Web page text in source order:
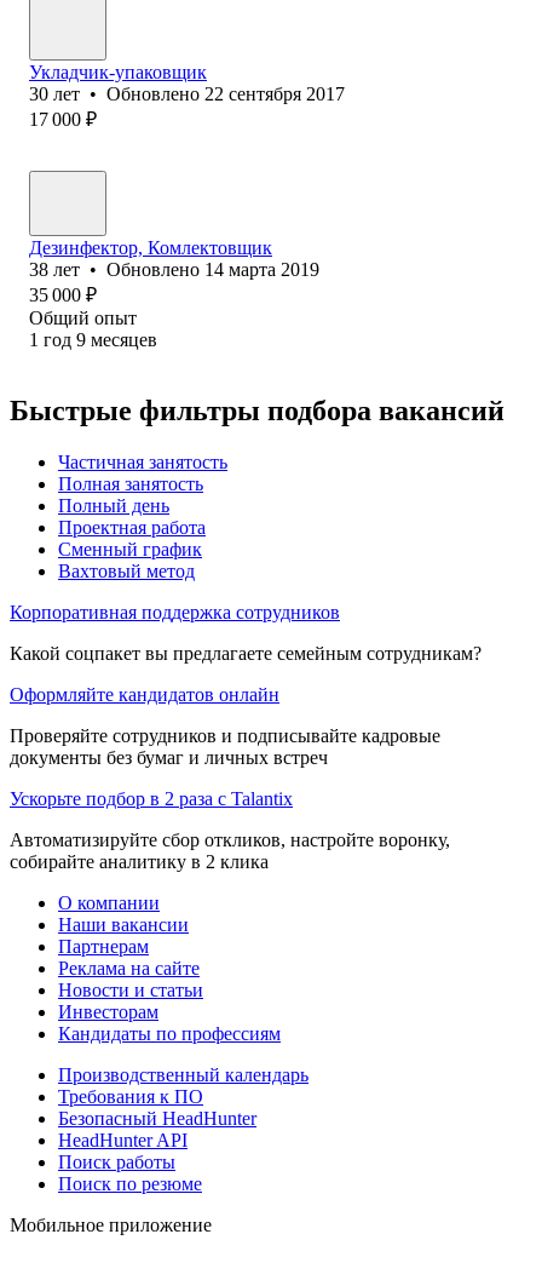
Укладчик-упаковщик
30 лет • Обновлено 22 сентября 2017
17 000 ₽
Дезинфектор, Комлектовщик
38 лет • Обновлено 14 марта 2019
35 000 ₽
Общий опыт
1 год 9 месяцев
Быстрые фильтры подбора вакансий
Частичная занятость
Полная занятость
Полный день
Проектная работа
Сменный график
Вахтовый метод
Корпоративная поддержка сотрудников
Какой соцпакет вы предлагаете семейным сотрудникам?
Оформляйте кандидатов онлайн
Проверяйте сотрудников и подписывайте кадровые
документы без бумаг и личных встреч
Ускорьте подбор в 2 раза с Talantix
Автоматизируйте сбор откликов, настройте воронку,
собирайте аналитику в 2 клика
О компании
Наши вакансии
Партнерам
Реклама на сайте
Новости и статьи
Инвесторам
Кандидаты по профессиям
Производственный календарь
Требования к ПО
Безопасный HeadHunter
HeadHunter API
Поиск работы
Поиск по резюме
Мобильное приложение